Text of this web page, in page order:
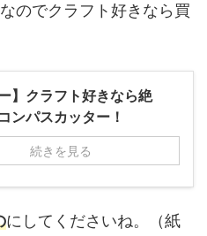
のでクラフト好きなら買
】クラフト好きなら絶
ンパスカッター！
続きを見る
にしてくださいね。（紙